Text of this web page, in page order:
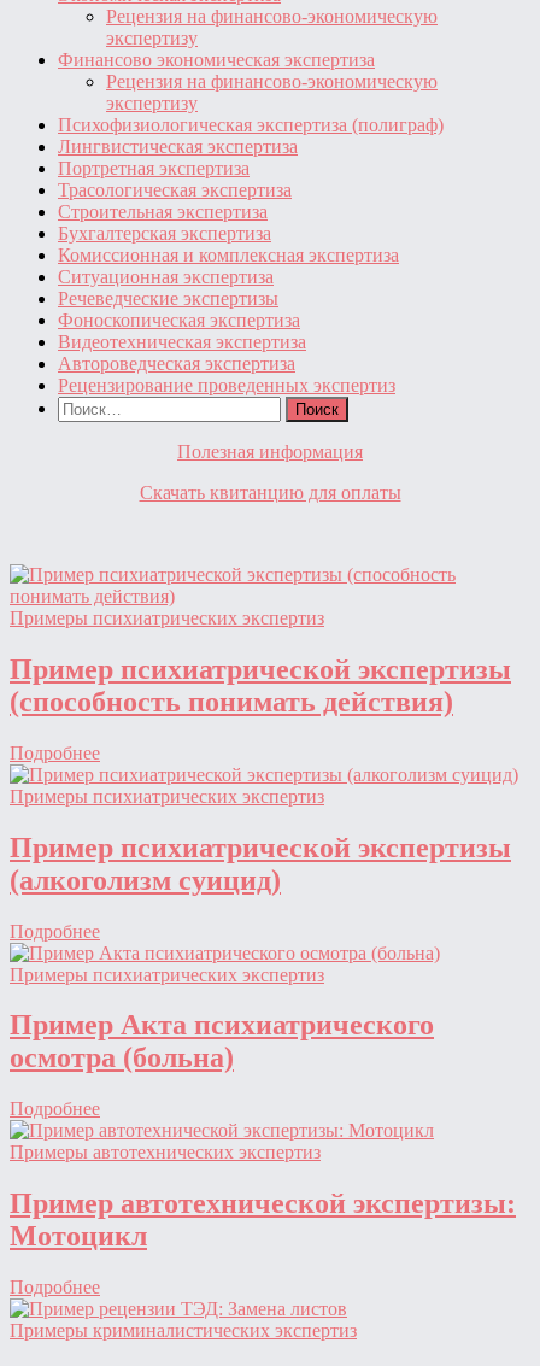
Рецензия на финансово-экономическую
экспертизу
Финансово экономическая экспертиза
Рецензия на финансово-экономическую
экспертизу
Психофизиологическая экспертиза (полиграф)
Лингвистическая экспертиза
Портретная экспертиза
Трасологическая экспертиза
Строительная экспертиза
Бухгалтерская экспертиза
Комиссионная и комплексная экспертиза
Ситуационная экспертиза
Речеведческие экспертизы
Фоноскопическая экспертиза
Видеотехническая экспертиза
Автороведческая экспертиза
Рецензирование проведенных экспертиз
Найти:
Полезная информация
Скачать квитанцию для оплаты
Примеры психиатрических экспертиз
Пример психиатрической экспертизы
(способность понимать действия)
Подробнее
Примеры психиатрических экспертиз
Пример психиатрической экспертизы
(алкоголизм суицид)
Подробнее
Примеры психиатрических экспертиз
Пример Акта психиатрического
осмотра (больна)
Подробнее
Примеры автотехнических экспертиз
Пример автотехнической экспертизы:
Мотоцикл
Подробнее
Примеры криминалистических экспертиз